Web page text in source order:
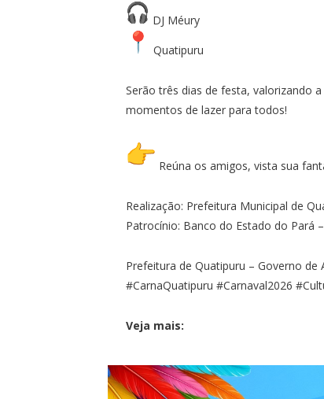
DJ Méury
Quatipuru
Serão três dias de festa, valorizando
momentos de lazer para todos!
Reúna os amigos, vista sua
Realização: Prefeitura Municipal de
Patrocínio: Banco do Estado do Pará
Prefeitura de Quatipuru – Governo de
#CarnaQuatipuru #Carnaval2026
Veja mais: